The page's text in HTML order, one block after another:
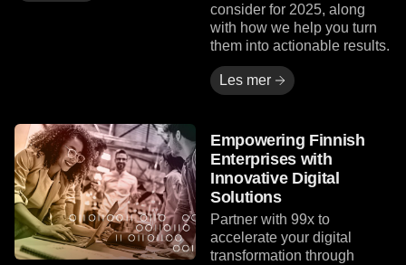
consider for 2025, along
with how we help you turn
them into actionable results.
Les mer
Les mer
Empowering Finnish
Enterprises with
Innovative Digital
Solutions
Partner with 99x to
accelerate your digital
transformation through
Les mer